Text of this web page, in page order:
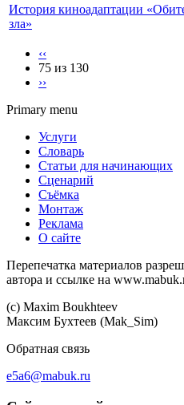
История киноадаптации
зла»
‹‹
75 из 130
››
Primary menu
Услуги
Словарь
Статьи для начинающих
Сценарий
Съёмка
Монтаж
Реклама
О сайте
Перепечатка материалов
автора и ссылке на
(c) Maхim Boukhteev
Максим Бухтеев (Mak_Sim)
Обратная связь
e5a6@mabuk.ru